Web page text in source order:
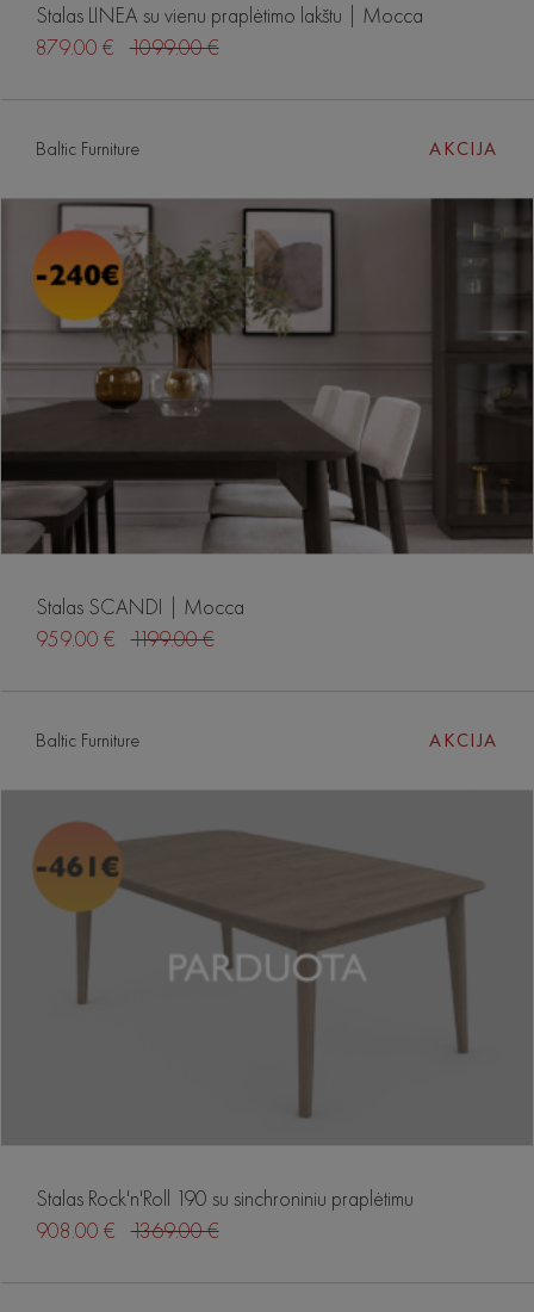
Stalas LINEA su vienu praplėtimo lakštu | Mocca
879.00 € 1099.00 €
Baltic Furniture AKCIJA
Stalas SCANDI | Mocca
959.00 € 1199.00 €
Baltic Furniture AKCIJA
Stalas Rock'n'Roll 190 su sinchroniniu praplėtimu
908.00 € 1369.00 €